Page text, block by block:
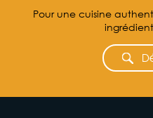
Pour une cuisine